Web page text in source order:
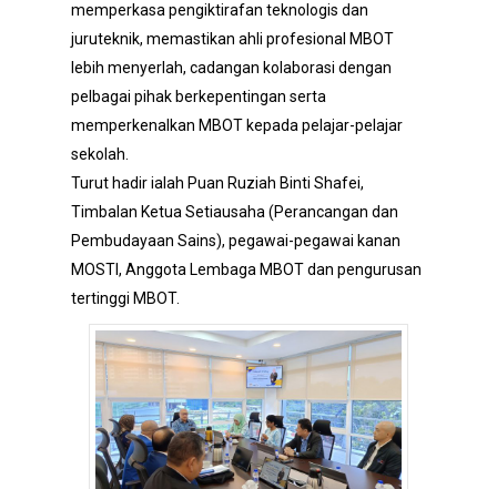
memperkasa pengiktirafan teknologis dan
juruteknik, memastikan ahli profesional MBOT
lebih menyerlah, cadangan kolaborasi dengan
pelbagai pihak berkepentingan serta
memperkenalkan MBOT kepada pelajar-pelajar
sekolah.
Turut hadir ialah Puan Ruziah Binti Shafei,
Timbalan Ketua Setiausaha (Perancangan dan
Pembudayaan Sains), pegawai-pegawai kanan
MOSTI, Anggota Lembaga MBOT dan pengurusan
tertinggi MBOT.